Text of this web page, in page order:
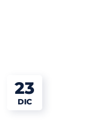
23
DIC